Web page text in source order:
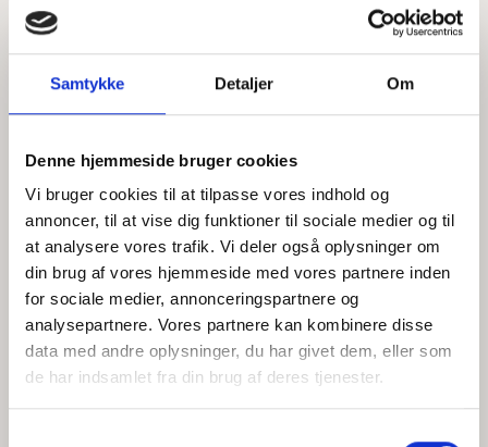
Samtykke Detaljer Om
Denne hjemmeside bruger cookies
Vi bruger cookies til at tilpasse vores indhold og
annoncer, til at vise dig funktioner til sociale medier og til
at analysere vores trafik. Vi deler også oplysninger om
din brug af vores hjemmeside med vores partnere inden
for sociale medier, annonceringspartnere og
analysepartnere. Vores partnere kan kombinere disse
data med andre oplysninger, du har givet dem, eller som
de har indsamlet fra din brug af deres tjenester.
Efternavn
Jeg accepterer behandlingen af mine personoplysninger i
henhold tilprivatlivspolitikken